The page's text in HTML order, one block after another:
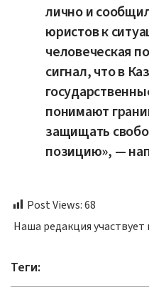
лично и
юристов к
человеческая
сигнал, что в
понимают
защищать
позицию», —
Post Views:68
Наша редакция участвует
Теги: